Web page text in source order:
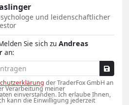
und leidenschaftlicher
Sie sich zu Andreas
an:
der TraderFox GmbH an
Verarbeitung meiner
einverstanden. Ich erlaube Ihnen,
kann die Einwilligung jederzeit